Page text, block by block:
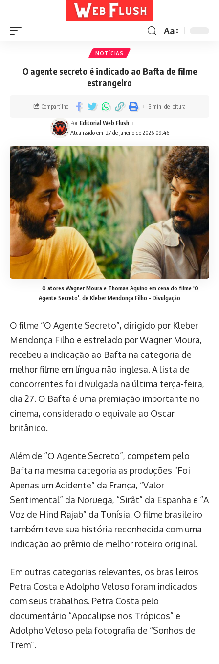
Aa
NOTÍCIAS
O agente secreto é indicado ao Bafta de filme
estrangeiro
Atualizado em: 27 de janeiro de 2026 09:46
Por Editorial Web Flush
Compartilhe 3 min. de leitura
O atores Wagner Moura e Thomas Aquino em cena do filme 'O
Agente Secreto', de Kleber Mendonça Filho - Divulgação
O filme “O Agente Secreto”, dirigido por Kleber
Mendonça Filho e estrelado por Wagner Moura,
recebeu a indicação ao Bafta na categoria de
melhor filme em língua não inglesa. A lista de
concorrentes foi divulgada na última terça-feira,
dia 27. O Bafta é uma premiação importante no
cinema, considerado o equivale ao Oscar
britânico.
Além de “O Agente Secreto”, competem pelo
Bafta na mesma categoria as produções “Foi
Apenas um Acidente” da França, “Valor
Sentimental” da Noruega, “Sirât” da Espanha e “A
Voz de Hind Rajab” da Tunísia. O filme brasileiro
também teve sua história reconhecida com uma
indicação ao prêmio de melhor roteiro original.
Em outras categorias relevantes, os brasileiros
Petra Costa e Adolpho Veloso foram indicados
com seus trabalhos. Petra Costa pelo
documentário “Apocalipse nos Trópicos” e
Adolpho Veloso pela fotografia de “Sonhos de
Trem”.